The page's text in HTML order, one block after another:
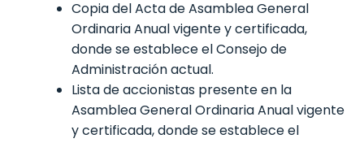
Copia del Acta de Asamblea General
Ordinaria Anual vigente y certificada,
donde se establece el Consejo de
Administración actual.
Lista de accionistas presente en la
Asamblea General Ordinaria Anual vigente
y certificada, donde se establece el